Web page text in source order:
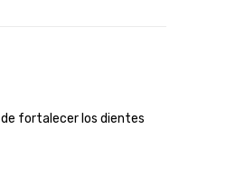
fortalecer los dientes